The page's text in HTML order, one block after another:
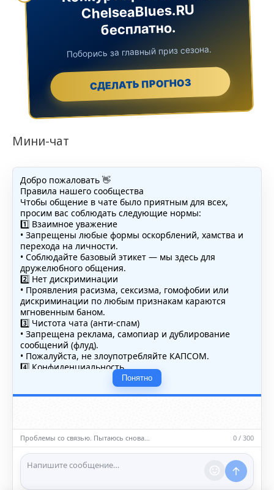
ChelseaBlues.RU
бесплатно.
Поборись за главный приз сезона.
СДЕЛАТЬ ПРОГНОЗ
Мини-чат
Добро пожаловать 👋
Правила нашего сообщества
Чтобы общение в чате было приятным для всех,
просим вас соблюдать следующие нормы:
1️⃣ Взаимное уважение
• Запрещены любые формы оскорблений, хамства и
перехода на личности.
• Соблюдайте базовый этикет — мы здесь для
дружелюбного общения.
2️⃣ Нет дискриминации
• Проявления расизма, сексизма, гомофобии или
дискриминации по любым признакам караются
мгновенным баном.
3️⃣ Чистота чата (анти-спам)
• Запрещена реклама, самопиар и дублирование
сообщений (флуд).
• Пожалуйста, не злоупотребляйте КАПСОМ.
4️⃣ Конфиденциальность
• Не публикуйте личные данные — свои или чужие
(телефоны, адреса, документы).
5️⃣ Уместность контента
насилию.
ℹ️ Модераторы и администраторы вправе удалять
сообщения и ограничивать доступ к чату при
нарушении правил.
Понятно
Проблемы со связью. Пытаюсь снова… 0 / 300